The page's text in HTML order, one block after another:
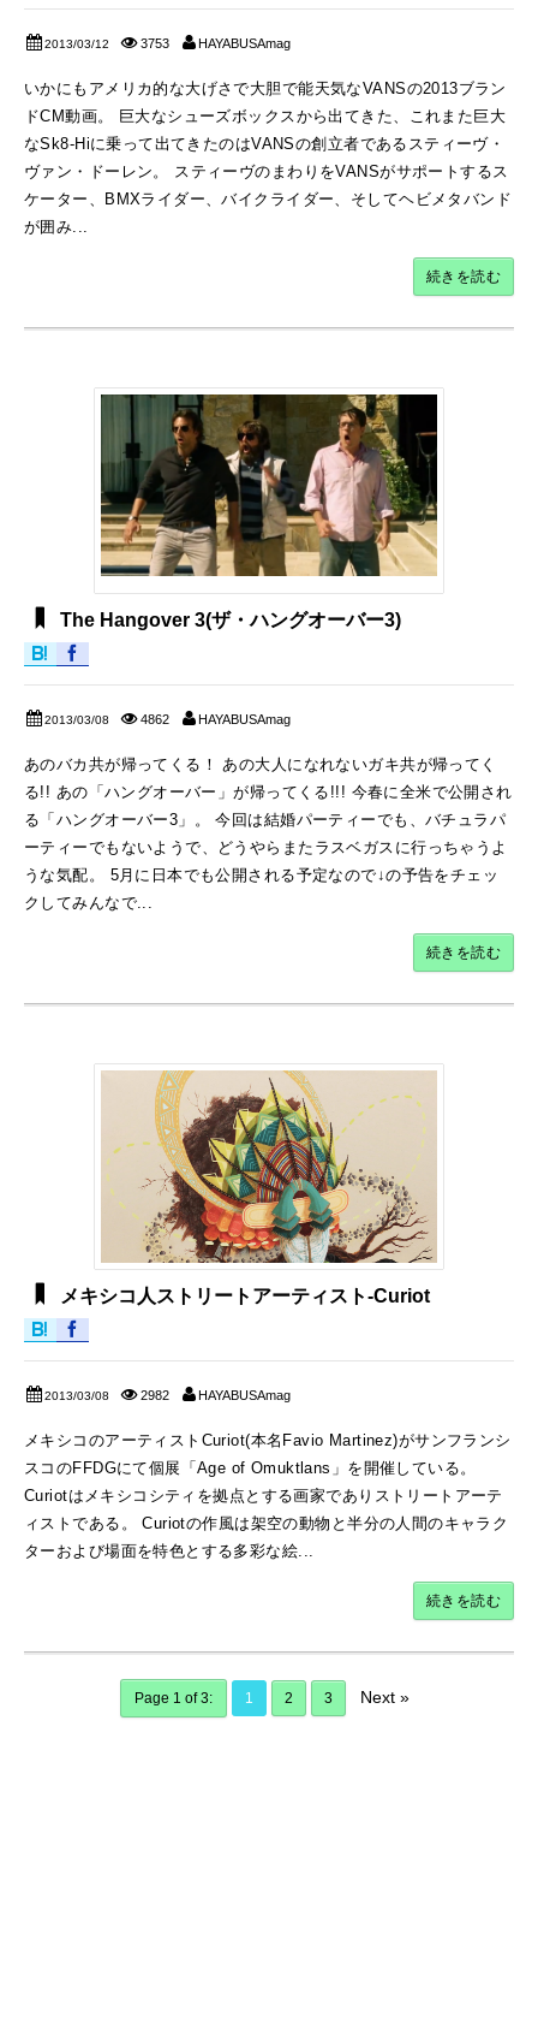
2013/03/12 3753 HAYABUSAmag
いかにもアメリカ的な大げさで大胆で能天気なVANSの2013ブラン
ドCM動画。 巨大なシューズボックスから出てきた、これまた巨大
なSk8-Hiに乗って出てきたのはVANSの創立者であるスティーヴ・
ヴァン・ドーレン。 スティーヴのまわりをVANSがサポートするス
ケーター、BMXライダー、バイクライダー、そしてヘビメタバンド
が囲み...
続きを読む
The Hangover 3(ザ・ハングオーバー3)
2013/03/08 4862 HAYABUSAmag
あのバカ共が帰ってくる！ あの大人になれないガキ共が帰ってく
る!! あの「ハングオーバー」が帰ってくる!!! 今春に全米で公開され
る「ハングオーバー3」。 今回は結婚パーティーでも、バチュラパ
ーティーでもないようで、どうやらまたラスベガスに行っちゃうよ
うな気配。 5月に日本でも公開される予定なので↓の予告をチェッ
クしてみんなで...
続きを読む
メキシコ人ストリートアーティスト-Curiot
2013/03/08 2982 HAYABUSAmag
メキシコのアーティストCuriot(本名Favio Martinez)がサンフランシ
スコのFFDGにて個展「Age of Omuktlans」を開催している。
Curiotはメキシコシティを拠点とする画家でありストリートアーテ
ィストである。 Curiotの作風は架空の動物と半分の人間のキャラク
ターおよび場面を特色とする多彩な絵...
続きを読む
Page 1 of 3: 1 2 3 Next »